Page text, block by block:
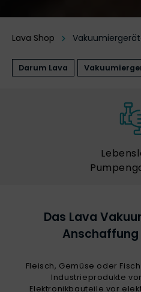
Lava Shop
Darum Lava
Das Lava
Anschaffung
Fleisch, Gemüse oder
Industrieprodukte
Elektronikbauteile vor